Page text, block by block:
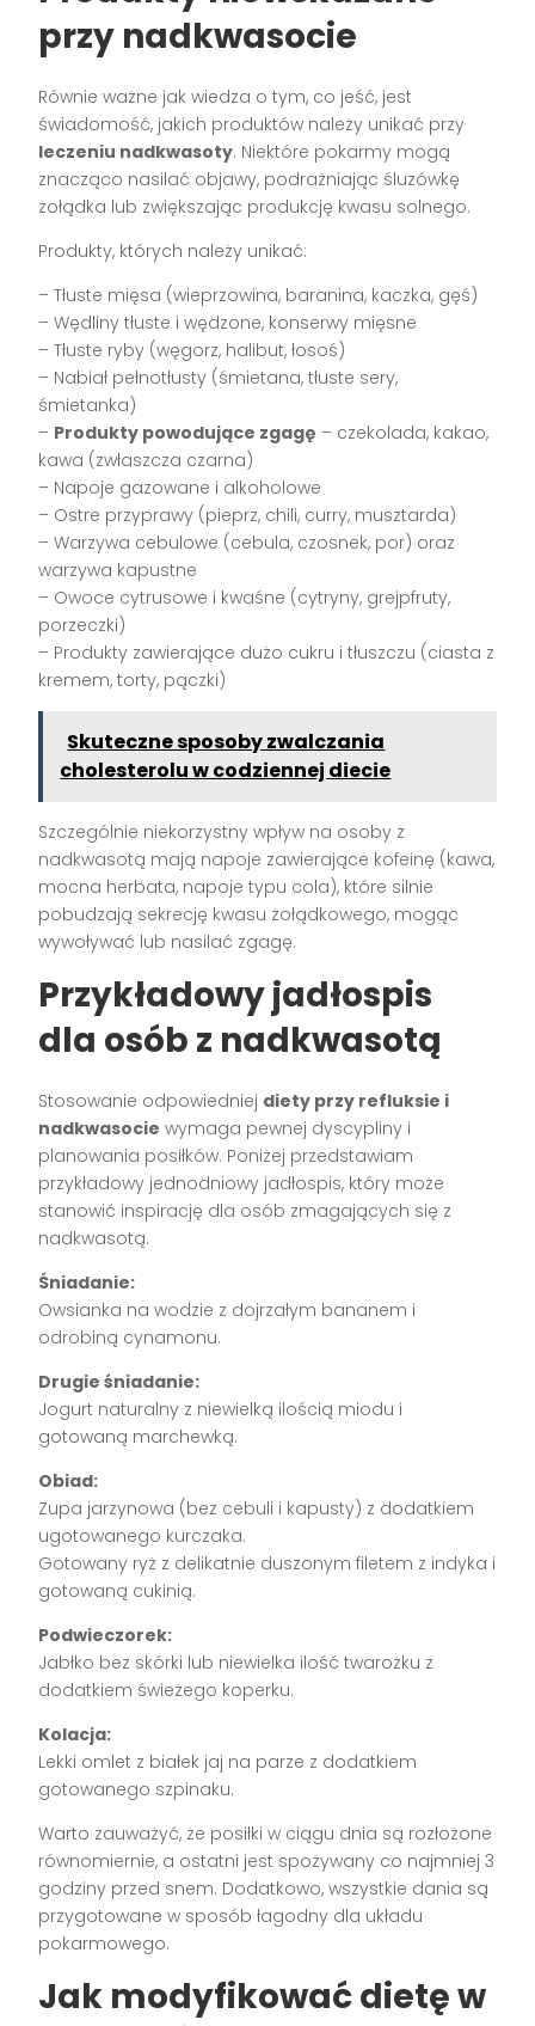
przy nadkwasocie
Równie ważne jak wiedza o tym, co jeść, jest
świadomość, jakich produktów należy unikać przy
leczeniu nadkwasoty. Niektóre pokarmy mogą
znacząco nasilać objawy, podrażniając śluzówkę
żołądka lub zwiększając produkcję kwasu solnego.
Produkty, których należy unikać:
– Tłuste mięsa (wieprzowina, baranina, kaczka, gęś)
– Wędliny tłuste i wędzone, konserwy mięsne
– Tłuste ryby (węgorz, halibut, łosoś)
– Nabiał pełnotłusty (śmietana, tłuste sery,
śmietanka)
– Produkty powodujące zgagę – czekolada, kakao,
kawa (zwłaszcza czarna)
– Napoje gazowane i alkoholowe
– Ostre przyprawy (pieprz, chili, curry, musztarda)
– Warzywa cebulowe (cebula, czosnek, por) oraz
warzywa kapustne
– Owoce cytrusowe i kwaśne (cytryny, grejpfruty,
porzeczki)
– Produkty zawierające dużo cukru i tłuszczu (ciasta z
kremem, torty, pączki)
Skuteczne sposoby zwalczania
cholesterolu w codziennej diecie
Szczególnie niekorzystny wpływ na osoby z
nadkwasotą mają napoje zawierające kofeinę (kawa,
mocna herbata, napoje typu cola), które silnie
pobudzają sekrecję kwasu żołądkowego, mogąc
wywoływać lub nasilać zgagę.
Przykładowy jadłospis
dla osób z nadkwasotą
Stosowanie odpowiedniej diety przy refluksie i
nadkwasocie wymaga pewnej dyscypliny i
planowania posiłków. Poniżej przedstawiam
przykładowy jednodniowy jadłospis, który może
stanowić inspirację dla osób zmagających się z
nadkwasotą.
Śniadanie:
Owsianka na wodzie z dojrzałym bananem i
odrobiną cynamonu.
Drugie śniadanie:
Jogurt naturalny z niewielką ilością miodu i
gotowaną marchewką.
Obiad:
Zupa jarzynowa (bez cebuli i kapusty) z dodatkiem
ugotowanego kurczaka.
Gotowany ryż z delikatnie duszonym filetem z indyka i
gotowaną cukinią.
Podwieczorek:
Jabłko bez skórki lub niewielka ilość twarożku z
dodatkiem świeżego koperku.
Kolacja:
Lekki omlet z białek jaj na parze z dodatkiem
gotowanego szpinaku.
Warto zauważyć, że posiłki w ciągu dnia są rozłożone
równomiernie, a ostatni jest spożywany co najmniej 3
godziny przed snem. Dodatkowo, wszystkie dania są
przygotowane w sposób łagodny dla układu
pokarmowego.
Jak modyfikować dietę w